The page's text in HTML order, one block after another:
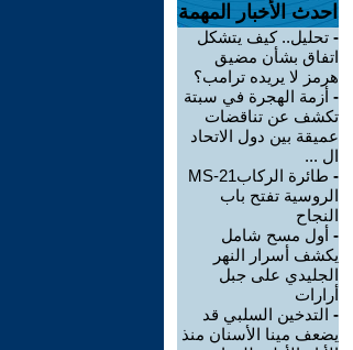
احدث الأخبار المهمة
- تحليل.. كيف يتشكل
اتفاق بشأن مضيق
هرمز لا يريده ترامب؟
- أزمة الهجرة في سبتة
تكشف عن تناقضات
عميقة بين دول الاتحاد
ال ...
-
طائرة الركابMS-21
الروسية تفتح باب
النجاح
- أول مسح شامل
يكشف أسرار النهر
الجليدي على جبل
أرارات
- التدخين السلبي قد
يضعف مينا الأسنان منذ